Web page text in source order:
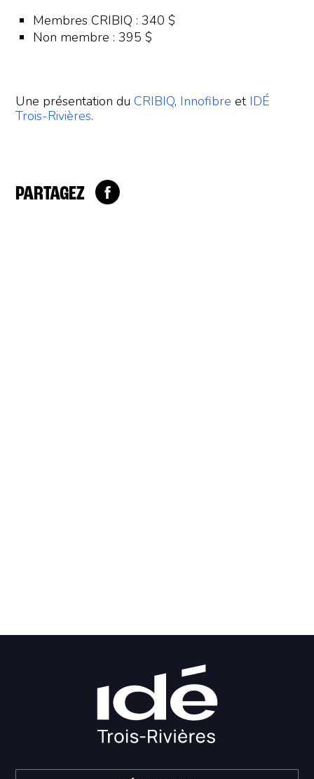
Membres CRIBIQ : 340 $
Non membre : 395 $
Une présentation duCRIBIQ, Innofibre et IDÉ
Trois-Rivières.
PARTAGEZ